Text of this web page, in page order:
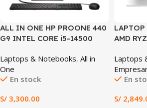
ALL IN ONE HP PROONE 440
G9 INTEL CORE i5-14500
INTEL UHD GRAPHICS 770
WINDOWS 11 PRO (HP
PROONE 440 G9)
Laptops & Notebooks, All in
One
En stock
S/ 3,300.00
AMD
11 (15-
Laptops
En
S/